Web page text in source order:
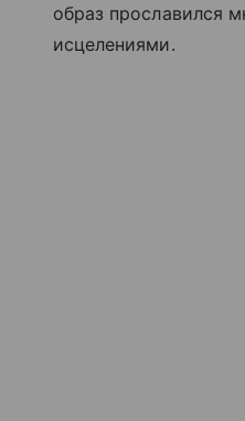
образ прославился
исцелениями.